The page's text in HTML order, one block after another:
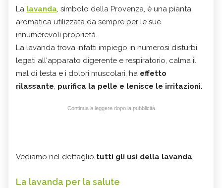
La lavanda, simbolo della Provenza, è una pianta
aromatica utilizzata da sempre per le sue
innumerevoli proprietà.
La lavanda trova infatti impiego in numerosi disturbi
legati all'apparato digerente e respiratorio, calma il
mal di testa e i dolori muscolari, ha effetto
rilassante, purifica la pelle e lenisce le irritazioni.
Continua a leggere dopo la pubblicità
Vediamo nel dettaglio tutti gli usi della lavanda.
La lavanda per la salute